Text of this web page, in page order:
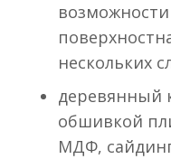
нескольких
деревянный
обшивкой
МДФ,